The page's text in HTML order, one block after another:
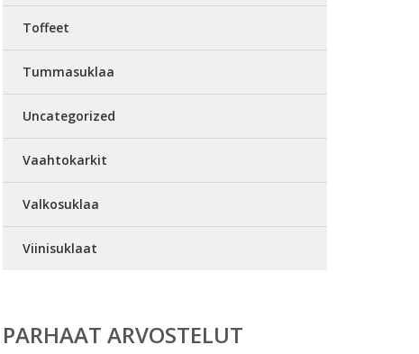
Toffeet
Tummasuklaa
Uncategorized
Vaahtokarkit
Valkosuklaa
Viinisuklaat
PARHAAT ARVOSTELUT